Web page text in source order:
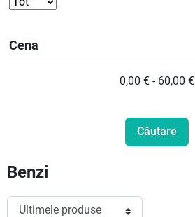
Cena
0,00 € - 60,00 €
Benzi